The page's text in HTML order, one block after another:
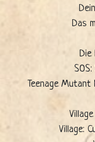
Das
Die
Teenage Mutant
Village: